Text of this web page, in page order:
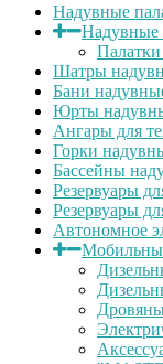
Надувные
Надувные
Шатры
Бани
Юрты
Ангары для
Горки
Бассейны
Резервуары
Резервуары
Автономное